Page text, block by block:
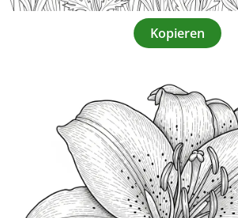
Kopieren